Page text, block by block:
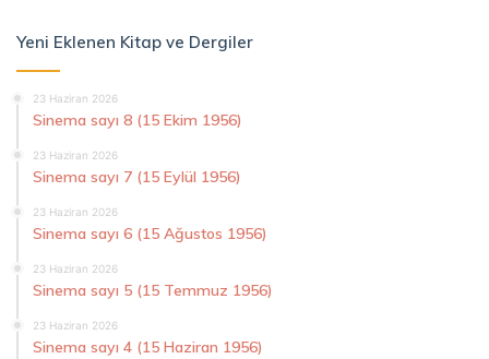
Yeni Eklenen Kitap ve Dergiler
23 Haziran 2026
Sinema sayı 8 (15 Ekim 1956)
23 Haziran 2026
Sinema sayı 7 (15 Eylül 1956)
23 Haziran 2026
Sinema sayı 6 (15 Ağustos 1956)
23 Haziran 2026
Sinema sayı 5 (15 Temmuz 1956)
23 Haziran 2026
Sinema sayı 4 (15 Haziran 1956)